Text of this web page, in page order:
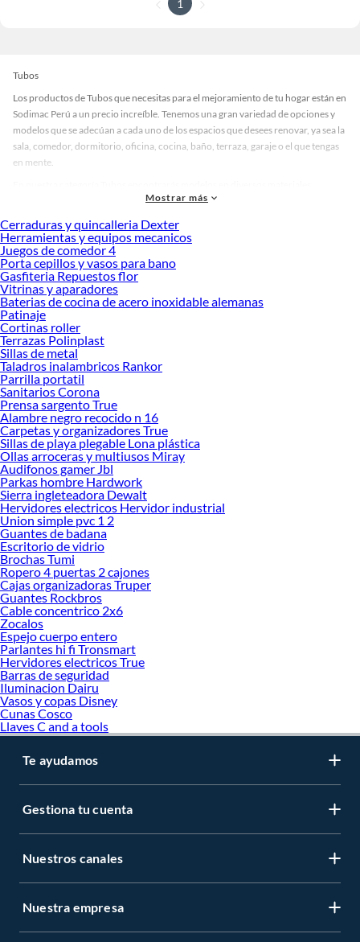
1
Tubos
Los productos de Tubos que necesitas para el mejoramiento de tu hogar están en
Sodimac Perú a un precio increíble. Tenemos una gran variedad de opciones y
modelos que se adecúan a cada uno de los espacios que desees renovar, ya sea la
sala, comedor, dormitorio, oficina, cocina, baño, terraza, garaje o el que tengas
en mente.
medidas, colores y demás características específicas de tu preferencia. Recuerda
proyectos en las mejores marcas de calidad y con garantía.
Precios de Tubos en Sodimac Perú
Si buscar ahorrar, estás en la tienda correcta porque en Sodimac tenemos
nuestra política de precios bajos garantizados en Tubos, así que no dudes más y
compra online este producto con sus complementos para que termines tu
proyecto al 100% a un costo económico. Además, elige entre las opciones de
delivery o recojo en tienda.
Las mejores marcas de Tubos
Sabemos que la calidad, confianza y seguridad son factores importantes al
momento de decidir qué modelo comprar, por ello contamos con una amplia
oferta de marcas prestigiosas y reconocidas en Tubos. De esta manera, inviertes
en durabilidad, rendimiento, excelencia y satisfacción garantizada.
Mostrar más
Cerraduras y quincalleria Dexter
Herramientas y equipos mecanicos
Juegos de comedor 4
Porta cepillos y vasos para bano
Gasfiteria Repuestos flor
Vitrinas y aparadores
Baterias de cocina de acero inoxidable alemanas
Patinaje
Cortinas roller
Terrazas Polinplast
Sillas de metal
Taladros inalambricos Rankor
Parrilla portatil
Sanitarios Corona
Prensa sargento True
Alambre negro recocido n 16
Carpetas y organizadores True
Sillas de playa plegable Lona plástica
Ollas arroceras y multiusos Miray
Audifonos gamer Jbl
Parkas hombre Hardwork
Sierra ingleteadora Dewalt
Hervidores electricos Hervidor industrial
Union simple pvc 1 2
Guantes de badana
Escritorio de vidrio
Brochas Tumi
Ropero 4 puertas 2 cajones
Cajas organizadoras Truper
Guantes Rockbros
Cable concentrico 2x6
Zocalos
Espejo cuerpo entero
Parlantes hi fi Tronsmart
Hervidores electricos True
Barras de seguridad
Iluminacion Dairu
Vasos y copas Disney
Cunas Cosco
Llaves C and a tools
Te ayudamos
Gestiona tu cuenta
Nuestros canales
Nuestra empresa